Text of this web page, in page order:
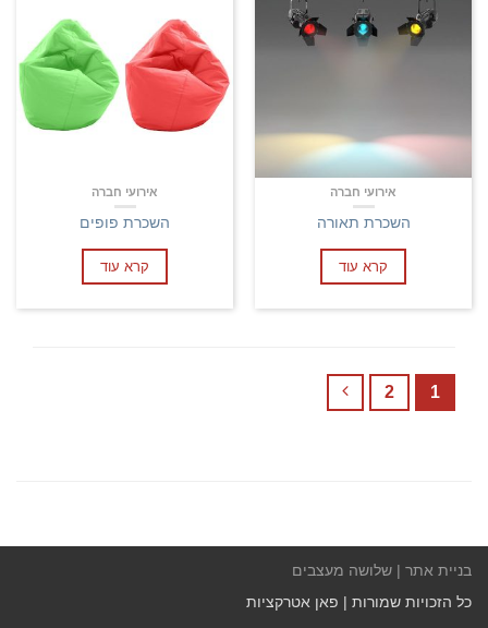
אירועי חברה
השכרת פופים
קרא עוד
אירועי חברה
השכרת תאורה
קרא עוד
1
2
בניית אתר | שלושה מעצבים
כל הזכויות שמורות | פאן אטרקציות